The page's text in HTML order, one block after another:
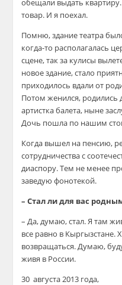
обещали выдать
товар. И я поехал.
Помню, здание театра
когда-то располагалась
сцене, так за кулисы
новое здание, стало
приходилось вдали от
Потом женился, родились
артистка балета, ныне
Дочь пошла по нашим
Когда вышел на пенсию,
сотрудничества с
диаспору. Тем не менее
заведую фонотекой.
– Стал ли для вас
– Да, думаю, стал. Я там
все равно в Кыргызстане.
возвращаться. Думаю,
живя в России.
30 августа 2013 года,